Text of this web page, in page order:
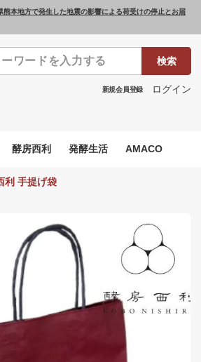
熊本地方で発生した地震の影響による荷受けの停止とお届
検索
新規会員登録 ログイン
酵房西利 発酵生活 AMACO
利 手提げ袋